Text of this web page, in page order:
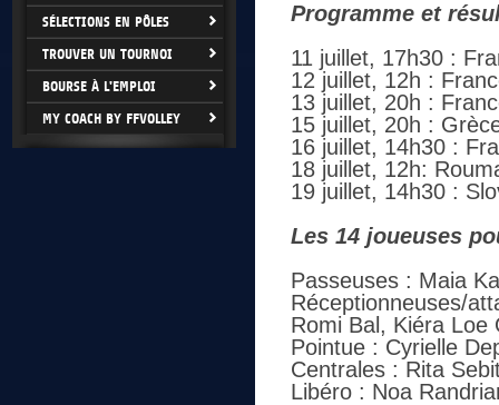
SÉLECTIONS EN PÔLES
TROUVER UN TOURNOI
BOURSE À L'EMPLOI
MY COACH BY FFVOLLEY
Programme et
11 juillet, 17h30 :
12 juillet, 12h :
13 juillet, 20h :
15 juillet, 20h :
16 juillet, 14h30 :
18 juillet, 12h:
19 juillet, 14h30 :
Les 14 joueuses
Passeuses : Maia
Réceptionneuses/
Romi Bal, Kiéra Loe
Pointue : Cyrielle
Centrales : Rita
Libéro : Noa